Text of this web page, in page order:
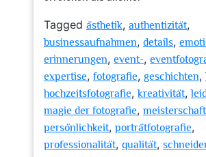
Tagged ästhetik, authentizität,
businessaufnahmen, details,
erinnerungen, event-,
expertise, fotografie, geschichten,
hochzeitsfotografie,kreativität,
magie der fotografie, meisterschaft
persönlichkeit, porträtfotografie,
professionalität, qualität,